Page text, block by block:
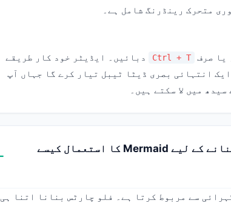
Ctrl + T
دبائیں۔ ایڈیٹر خود کار طریقے
انتہائی بصری ڈیٹا ٹیبل تیار کرے گا جہاں آپ
میں لا سکتے ہیں۔
فلو چارٹس، گینٹ چارٹس، یا ترتیب کے خاکے بنانے کے لیے Mermaid کا استعمال کیسے
سے مربوط کرتا ہے۔ فلو چارٹس بنانا اتنا ہی